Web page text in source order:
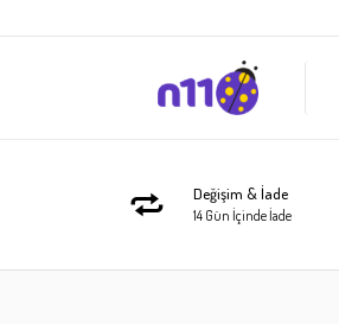
Değişim & İade
14 Gün İçinde İade